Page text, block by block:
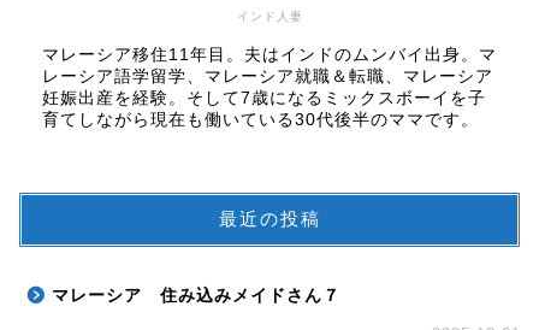
インド人妻
マレーシア移住11年目。夫はインドのムンバイ出身。マ
レーシア語学留学、マレーシア就職＆転職、マレーシア
妊娠出産を経験。そして7歳になるミックスボーイを子
育てしながら現在も働いている30代後半のママです。
最近の投稿
マレーシア 住み込みメイドさん７